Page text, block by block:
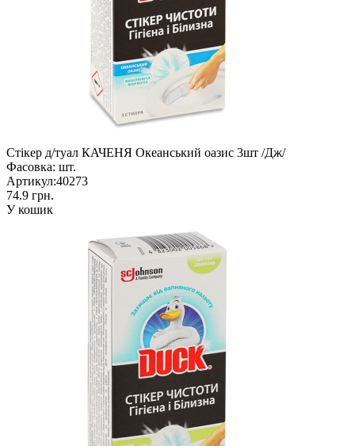
Стікер д/туал КАЧЕНЯ Океанський оазис 3шт /Дж/
Фасовка: шт.
Артикул:40273
74.9 грн.
У кошик